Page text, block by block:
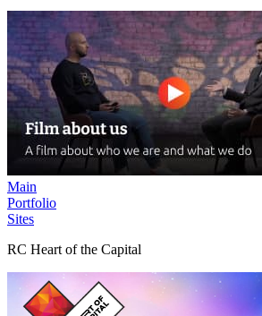
Main
Portfolio
Sites
RC Heart of the Capital